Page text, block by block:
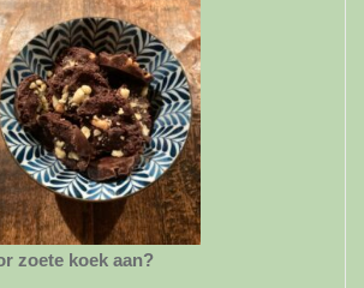
zoete koek aan?